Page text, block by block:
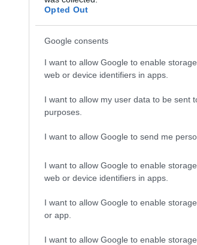
Opted Out
Google consents
I want to allow Google to enable
web or device identifiers in apps.
I want to allow my user data to be sent
purposes.
I want to allow Google to send me
I want to allow Google to enable
web or device identifiers in apps.
I want to allow Google to enable
or app.
I want to allow Google to enable